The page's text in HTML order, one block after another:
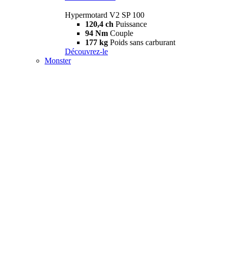
Hypermotard V2 SP 100
120,4 ch Puissance
94 Nm Couple
177 kg Poids sans carburant
Découvrez-le
Monster